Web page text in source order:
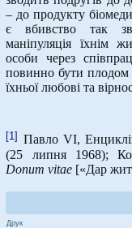
– до продукту
є вбивство так
маніпуляція їхнім
особи через
повинно бути плодом
їхньої любові та
[1] Павло VI,
(25 липня 1968);
Donum vitae [«Дар
Друк